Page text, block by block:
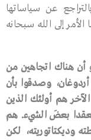
عن سياساتها
الأمر إلى الله سبحانه
أن هناك اتجاهين من
أردوغان، وصدقوا بأن
الآخر هم أولئك الذين
بعضَ الشيء. هم
وديكتاتوريته، لكن